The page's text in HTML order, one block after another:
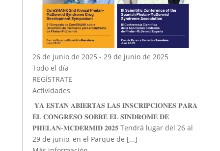
26 de junio de 2025 - 29 de junio de 2025
Todo el día
REGÍSTRATE
Actividades
𝐘𝐀 𝐄𝐒𝐓𝐀́𝐍 𝐀𝐁𝐈𝐄𝐑𝐓𝐀𝐒 𝐋𝐀𝐒 𝐈𝐍𝐒𝐂𝐑𝐈𝐏𝐂𝐈𝐎𝐍𝐄𝐒 𝐏𝐀𝐑𝐀
𝐄𝐋 𝐂𝐎𝐍𝐆𝐑𝐄𝐒𝐎 𝐒𝐎𝐁𝐑𝐄 𝐄𝐋 𝐒𝐈́𝐍𝐃𝐑𝐎𝐌𝐄 𝐃𝐄
𝐏𝐇𝐄𝐋𝐀𝐍-𝐌𝐂𝐃𝐄𝐑𝐌𝐈𝐃 𝟐𝟎𝟐𝟓 Tendrá lugar del 26 al
29 de junio, en el Parque de [...]